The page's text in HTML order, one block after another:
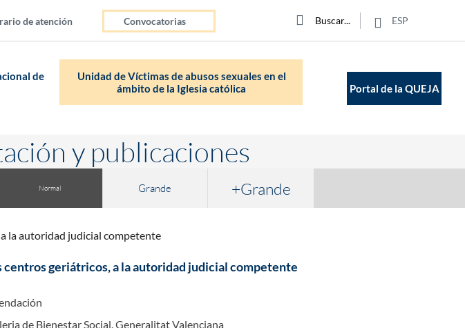
de atención Convocatorias
Buscar
Click para buscar
Buscar ESP
de
Unidad de Víctimas de abusos sexuales en el
ámbito de la Iglesia católica
Portal de la QUEJA
y publicaciones
Normal Grande +Grande
la autoridad judicial competente
geriátricos, a la autoridad judicial competente
de Bienestar Social. Generalitat Valenciana